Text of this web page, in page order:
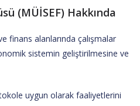
(MÜİSEF) Hakkında
finans alanlarında çalışmalar
sistemin geliştirilmesine ve
uygun olarak faaliyetlerini